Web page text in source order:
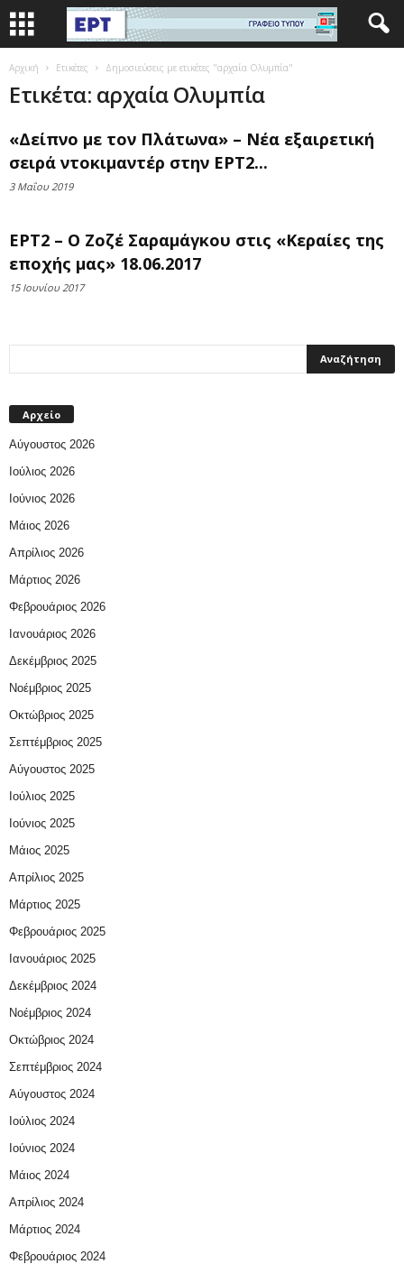
Αρχική Ετικέτες Δημοσιεύσεις με ετικέτες "αρχαία Ολυμπία"
Ετικέτα: αρχαία Ολυμπία
«Δείπνο με τον Πλάτωνα» – Νέα εξαιρετική
σειρά ντοκιμαντέρ στην ΕΡΤ2...
3 Μαΐου 2019
ΕΡΤ2 – Ο Ζοζέ Σαραμάγκου στις «Κεραίες της
εποχής μας» 18.06.2017
15 Ιουνίου 2017
Αρχείο
Αύγουστος 2026
Ιούλιος 2026
Ιούνιος 2026
Μάιος 2026
Απρίλιος 2026
Μάρτιος 2026
Φεβρουάριος 2026
Ιανουάριος 2026
Δεκέμβριος 2025
Νοέμβριος 2025
Οκτώβριος 2025
Σεπτέμβριος 2025
Αύγουστος 2025
Ιούλιος 2025
Ιούνιος 2025
Μάιος 2025
Απρίλιος 2025
Μάρτιος 2025
Φεβρουάριος 2025
Ιανουάριος 2025
Δεκέμβριος 2024
Νοέμβριος 2024
Οκτώβριος 2024
Σεπτέμβριος 2024
Αύγουστος 2024
Ιούλιος 2024
Ιούνιος 2024
Μάιος 2024
Απρίλιος 2024
Μάρτιος 2024
Φεβρουάριος 2024